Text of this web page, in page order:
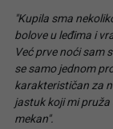
"Kupila sma
bolove u leđima i
Već prve noći sam
se samo jednom
karakterističan za
jastuk koji mi
mekan".